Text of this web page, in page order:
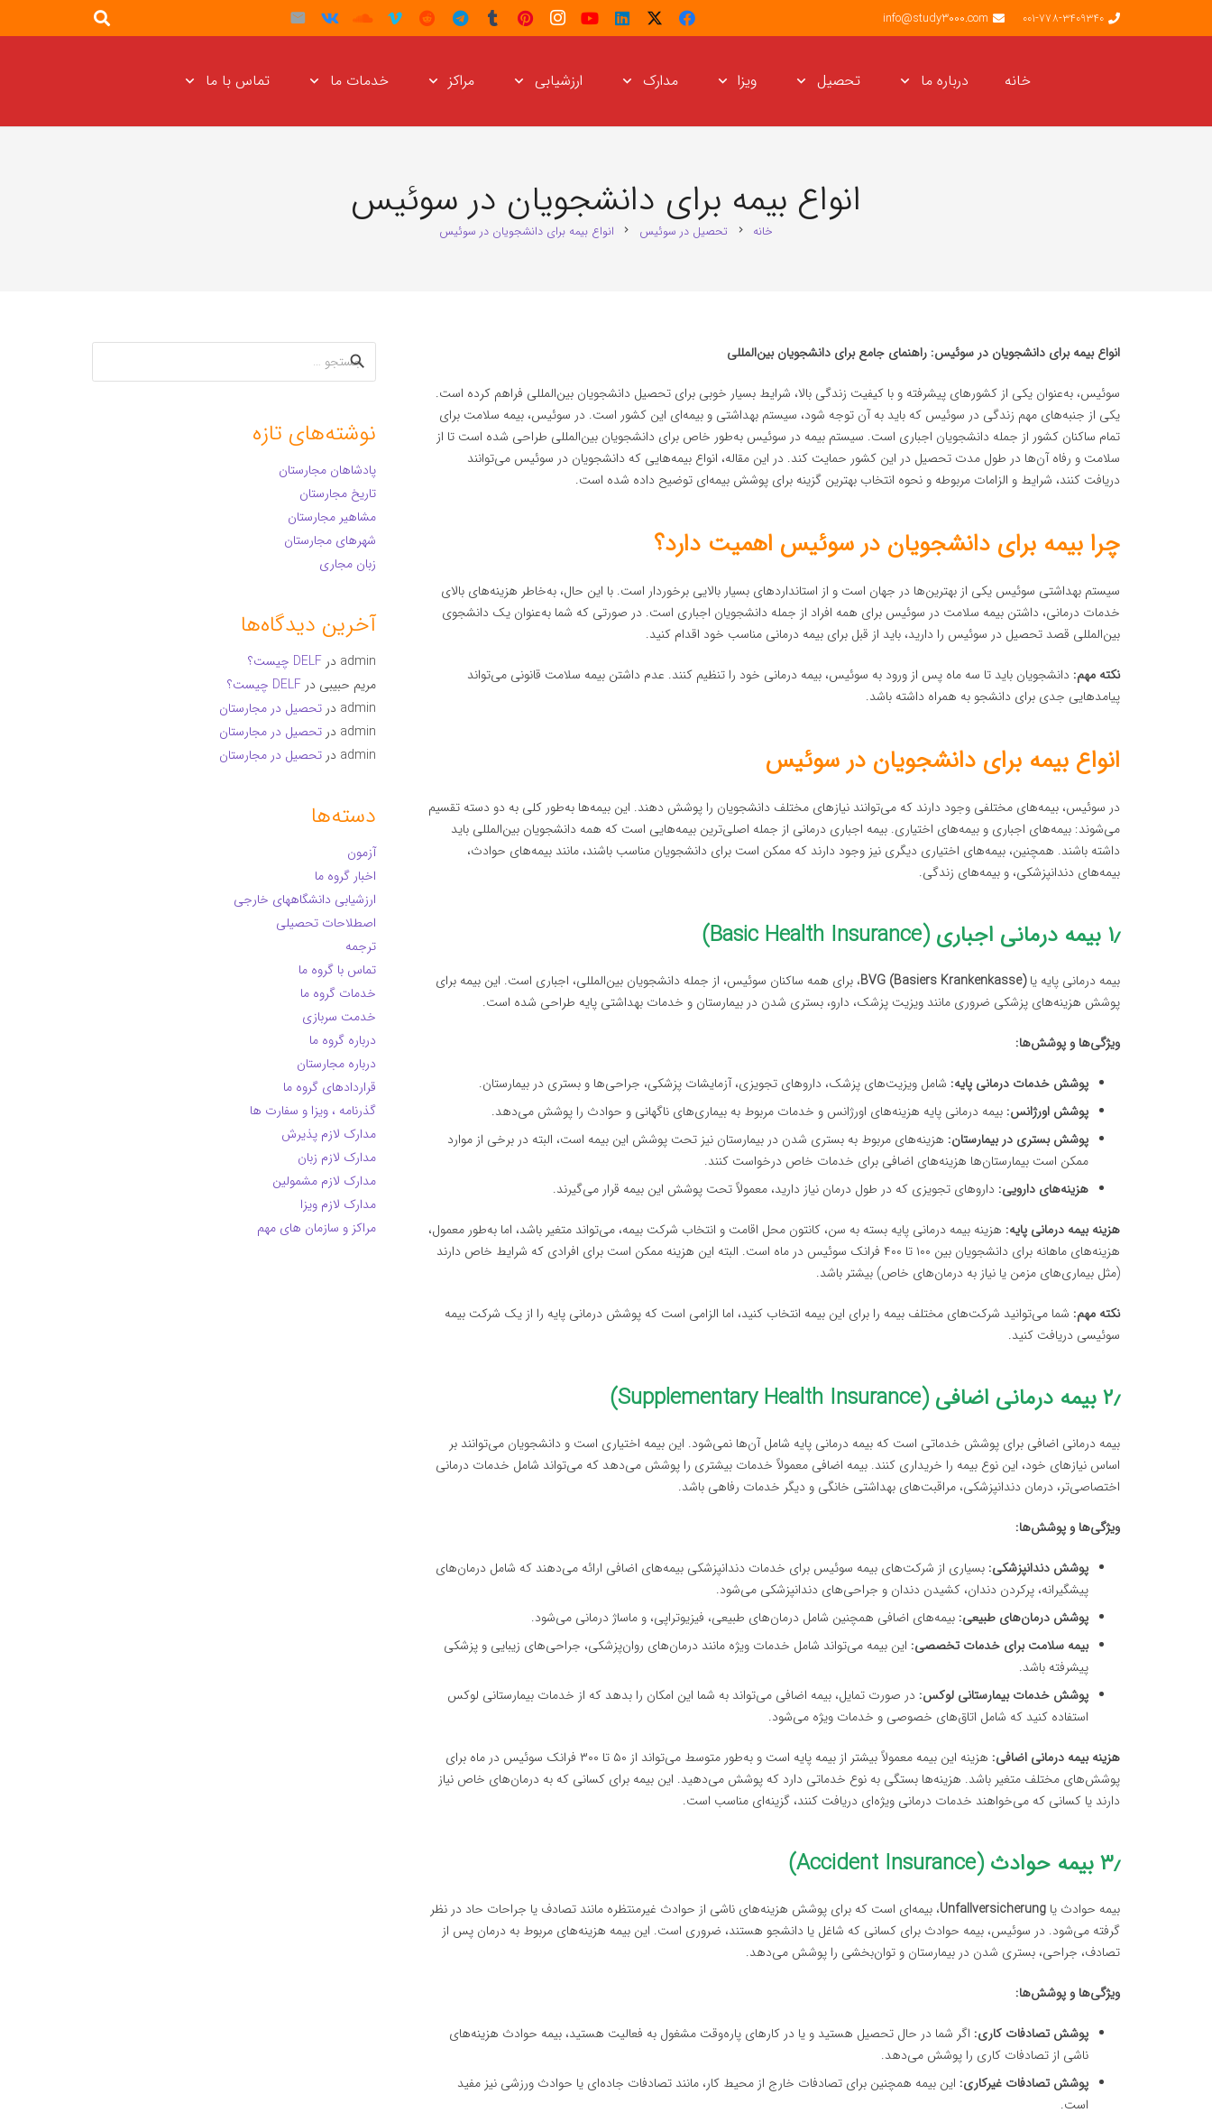
001-778-3409340
info@study3000.com
خانه درباره ما تحصیل ویزا مدارک ارزشیابی مراکز خدمات ما تماس با ما
انواع بیمه برای دانشجویان در سوئیس
خانه chevron_right تحصیل در سوئیس chevron_right انواع بیمه برای دانشجویان در سوئیس
انواع بیمه برای دانشجویان در سوئیس: راهنمای جامع برای دانشجویان بین‌المللی
سوئیس، به‌عنوان یکی از کشورهای پیشرفته و با کیفیت زندگی بالا، شرایط بسیار خوبی برای تحصیل دانشجویان بین‌المللی فراهم کرده است.
یکی از جنبه‌های مهم زندگی در سوئیس که باید به آن توجه شود، سیستم بهداشتی و بیمه‌ای این کشور است. در سوئیس، بیمه سلامت برای
تمام ساکنان کشور از جمله دانشجویان اجباری است. سیستم بیمه در سوئیس به‌طور خاص برای دانشجویان بین‌المللی طراحی شده است تا از
سلامت و رفاه آن‌ها در طول مدت تحصیل در این کشور حمایت کند. در این مقاله، انواع بیمه‌هایی که دانشجویان در سوئیس می‌توانند
دریافت کنند، شرایط و الزامات مربوطه و نحوه انتخاب بهترین گزینه برای پوشش بیمه‌ای توضیح داده شده است.
چرا بیمه برای دانشجویان در سوئیس اهمیت دارد؟
سیستم بهداشتی سوئیس یکی از بهترین‌ها در جهان است و از استانداردهای بسیار بالایی برخوردار است. با این حال، به‌خاطر هزینه‌های بالای
خدمات درمانی، داشتن بیمه سلامت در سوئیس برای همه افراد از جمله دانشجویان اجباری است. در صورتی که شما به‌عنوان یک دانشجوی
بین‌المللی قصد تحصیل در سوئیس را دارید، باید از قبل برای بیمه درمانی مناسب خود اقدام کنید.
نکته مهم: دانشجویان باید تا سه ماه پس از ورود به سوئیس، بیمه درمانی خود را تنظیم کنند. عدم داشتن بیمه سلامت قانونی می‌تواند
پیامدهایی جدی برای دانشجو به همراه داشته باشد.
انواع بیمه برای دانشجویان در سوئیس
در سوئیس، بیمه‌های مختلفی وجود دارند که می‌توانند نیازهای مختلف دانشجویان را پوشش دهند. این بیمه‌ها به‌طور کلی به دو دسته تقسیم
می‌شوند: بیمه‌های اجباری و بیمه‌های اختیاری. بیمه اجباری درمانی از جمله اصلی‌ترین بیمه‌هایی است که همه دانشجویان بین‌المللی باید
داشته باشند. همچنین، بیمه‌های اختیاری دیگری نیز وجود دارند که ممکن است برای دانشجویان مناسب باشند، مانند بیمه‌های حوادث،
بیمه‌های دندانپزشکی، و بیمه‌های زندگی.
۱٫ بیمه درمانی اجباری (Basic Health Insurance)
بیمه درمانی پایه یاBVG (Basiers Krankenkasse)، برای همه ساکنان سوئیس، از جمله دانشجویان بین‌المللی، اجباری است. این بیمه برای
پوشش هزینه‌های پزشکی ضروری مانند ویزیت پزشک، دارو، بستری شدن در بیمارستان و خدمات بهداشتی پایه طراحی شده است.
ویژگی‌ها و پوشش‌ها:
پوشش خدمات درمانی پایه: شامل ویزیت‌های پزشک، داروهای تجویزی، آزمایشات پزشکی، جراحی‌ها و بستری در بیمارستان.
پوشش اورژانس: بیمه درمانی پایه هزینه‌های اورژانس و خدمات مربوط به بیماری‌های ناگهانی و حوادث را پوشش می‌دهد.
پوشش بستری در بیمارستان: هزینه‌های مربوط به بستری شدن در بیمارستان نیز تحت پوشش این بیمه است، البته در برخی از موارد
ممکن است بیمارستان‌ها هزینه‌های اضافی برای خدمات خاص درخواست کنند.
هزینه‌های دارویی: داروهای تجویزی که در طول درمان نیاز دارید، معمولاً تحت پوشش این بیمه قرار می‌گیرند.
هزینه بیمه درمانی پایه: هزینه بیمه درمانی پایه بسته به سن، کانتون محل اقامت و انتخاب شرکت بیمه، می‌تواند متغیر باشد، اما به‌طور معمول،
هزینه‌های ماهانه برای دانشجویان بین ۱۰۰ تا ۴۰۰ فرانک سوئیس در ماه است. البته این هزینه ممکن است برای افرادی که شرایط خاص دارند
(مثل بیماری‌های مزمن یا نیاز به درمان‌های خاص) بیشتر باشد.
نکته مهم: شما می‌توانید شرکت‌های مختلف بیمه را برای این بیمه انتخاب کنید، اما الزامی است که پوشش درمانی پایه را از یک شرکت بیمه
سوئیسی دریافت کنید.
۲٫ بیمه درمانی اضافی (Supplementary Health Insurance)
بیمه درمانی اضافی برای پوشش خدماتی است که بیمه درمانی پایه شامل آن‌ها نمی‌شود. این بیمه اختیاری است و دانشجویان می‌توانند بر
اساس نیازهای خود، این نوع بیمه را خریداری کنند. بیمه اضافی معمولاً خدمات بیشتری را پوشش می‌دهد که می‌تواند شامل خدمات درمانی
اختصاصی‌تر، درمان دندانپزشکی، مراقبت‌های بهداشتی خانگی و دیگر خدمات رفاهی باشد.
ویژگی‌ها و پوشش‌ها:
پوشش دندانپزشکی: بسیاری از شرکت‌های بیمه سوئیس برای خدمات دندانپزشکی بیمه‌های اضافی ارائه می‌دهند که شامل درمان‌های
پیشگیرانه، پرکردن دندان، کشیدن دندان و جراحی‌های دندانپزشکی می‌شود.
پوشش درمان‌های طبیعی: بیمه‌های اضافی همچنین شامل درمان‌های طبیعی، فیزیوتراپی، و ماساژ درمانی می‌شود.
بیمه سلامت برای خدمات تخصصی: این بیمه می‌تواند شامل خدمات ویژه مانند درمان‌های روان‌پزشکی، جراحی‌های زیبایی و پزشکی
پیشرفته باشد.
پوشش خدمات بیمارستانی لوکس: در صورت تمایل، بیمه اضافی می‌تواند به شما این امکان را بدهد که از خدمات بیمارستانی لوکس
استفاده کنید که شامل اتاق‌های خصوصی و خدمات ویژه می‌شود.
هزینه بیمه درمانی اضافی:
هزینه این بیمه معمولاً بیشتر از بیمه پایه است و به‌طور متوسط می‌تواند از ۵۰ تا ۳۰۰ فرانک سوئیس در ماه برای
پوشش‌های مختلف متغیر باشد. هزینه‌ها بستگی به نوع خدماتی دارد که پوشش می‌دهید. این بیمه برای کسانی که به درمان‌های خاص نیاز
دارند یا کسانی که می‌خواهند خدمات درمانی ویژه‌ای دریافت کنند، گزینه‌ای مناسب است.
۳٫ بیمه حوادث (Accident Insurance)
بیمه حوادث یا Unfallversicherung، بیمه‌ای است که برای پوشش هزینه‌های ناشی از حوادث غیرمنتظره مانند تصادف یا جراحات حاد در نظر
گرفته می‌شود. در سوئیس، بیمه حوادث برای کسانی که شاغل یا دانشجو هستند، ضروری است. این بیمه هزینه‌های مربوط به درمان پس از
تصادف، جراحی، بستری شدن در بیمارستان و توان‌بخشی را پوشش می‌دهد.
ویژگی‌ها و پوشش‌ها:
پوشش تصادفات کاری: اگر شما در حال تحصیل هستید و یا در کارهای پاره‌وقت مشغول به فعالیت هستید، بیمه حوادث هزینه‌های
ناشی از تصادفات کاری را پوشش می‌دهد.
پوشش تصادفات غیرکاری: این بیمه همچنین برای تصادفات خارج از محیط کار، مانند تصادفات جاده‌ای یا حوادث ورزشی نیز مفید
است.
جستجو
برای:
نوشته‌های تازه
پادشاهان مجارستان
تاریخ مجارستان
مشاهیر مجارستان
شهرهای مجارستان
زبان مجاری
آخرین دیدگاه‌ها
admin در DELF چیست؟
مریم حبیبی در DELF چیست؟
admin در تحصیل در مجارستان
admin در تحصیل در مجارستان
admin در تحصیل در مجارستان
دسته‌ها
آزمون
اخبار گروه ما
ارزشیابی دانشگاههای خارجی
اصطلاحات تحصیلی
ترجمه
تماس با گروه ما
خدمات گروه ما
خدمت سربازی
درباره گروه ما
درباره مجارستان
قراردادهای گروه ما
گذرنامه ، ویزا و سفارت ها
مدارک لازم پذیرش
مدارک لازم زبان
مدارک لازم مشمولین
مدارک لازم ویزا
مراکز و سازمان های مهم